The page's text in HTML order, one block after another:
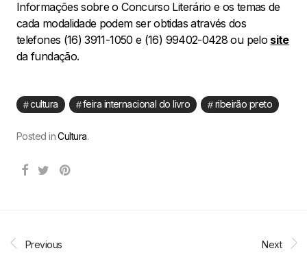
Informações sobre o Concurso Literário e os temas de
cada modalidade podem ser obtidas através dos
telefones (16) 3911-1050 e (16) 99402-0428 ou pelo site
da fundação.
cultura feira internacional do livro ribeirão preto
Posted inCultura.
Previous Next